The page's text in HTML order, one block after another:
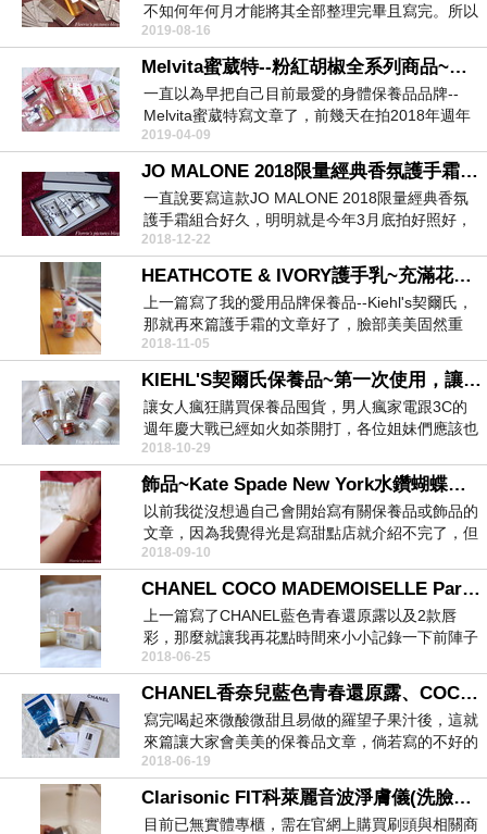
不知何年何月才能將其全部整理完畢且寫完。所以
這時就是要從...
2019-08-16
Melvita蜜葳特--粉紅胡椒全系列商品~超愛粉紅胡椒輕盈美腿雙效露跟粉紅胡椒美油，一天沒用全身都不對勁！
一直以為早把自己目前最愛的身體保養品品牌--
Melvita蜜葳特寫文章了，前幾天在拍2018年週年
慶...
2019-04-09
JO MALONE 2018限量經典香氛護手霜組~超美的英倫風格，滋潤度讓人超滿意，每天雙手都香香的好舒服！
一直說要寫這款JO MALONE 2018限量經典香氛
護手霜組合好久，明明就是今年3月底拍好照好，
結...
2018-12-22
HEATHCOTE & IVORY護手乳~充滿花香且滋潤度頗佳的護手乳！
上一篇寫了我的愛用品牌保養品--Kiehl's契爾氏，
那就再來篇護手霜的文章好了，臉部美美固然重
要...
2018-11-05
KIEHL'S契爾氏保養品~第一次使用，讓我再也離不開Kiehl's了！
讓女人瘋狂購買保養品囤貨，男人瘋家電跟3C的
週年慶大戰已經如火如荼開打，各位姐妹們應該也
囤貨了不少商...
2018-10-29
飾品~Kate Spade New York水鑽蝴蝶結手環~Bling Bling的典雅手環
以前我從沒想過自己會開始寫有關保養品或飾品的
文章，因為我覺得光是寫甜點店就介紹不完了，但
或許隨著年紀...
2018-09-10
CHANEL COCO MADEMOISELLE Parfum 香奈兒摩登COCO香精~最愛的香水品牌，可是漲價好心痛~
上一篇寫了CHANEL藍色青春還原露以及2款唇
彩，那麼就讓我再花點時間來小小記錄一下前陣子
所購買的C...
2018-06-25
CHANEL香奈兒藍色青春還原露、COCO精萃釉色唇筆、COCO水亮唇膏~女人總愛美美的！
寫完喝起來微酸微甜且易做的羅望子果汁後，這就
來篇讓大家會美美的保養品文章，倘若寫的不好的
話，煩請大家...
2018-06-19
Clarisonic FIT科萊麗音波淨膚儀(洗臉機)~男用洗臉機還是比較適合男生用！
目前已無實體專櫃，需在官網上購買刷頭與相關商